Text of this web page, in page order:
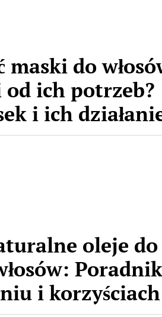
maski do
od ich potrzeb?
i ich
oleje do
i korzyściach